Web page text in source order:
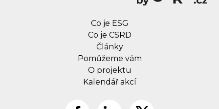
Co je ESG
Co je CSRD
Články
Pomůžeme vám
O projektu
Kalendář akcí